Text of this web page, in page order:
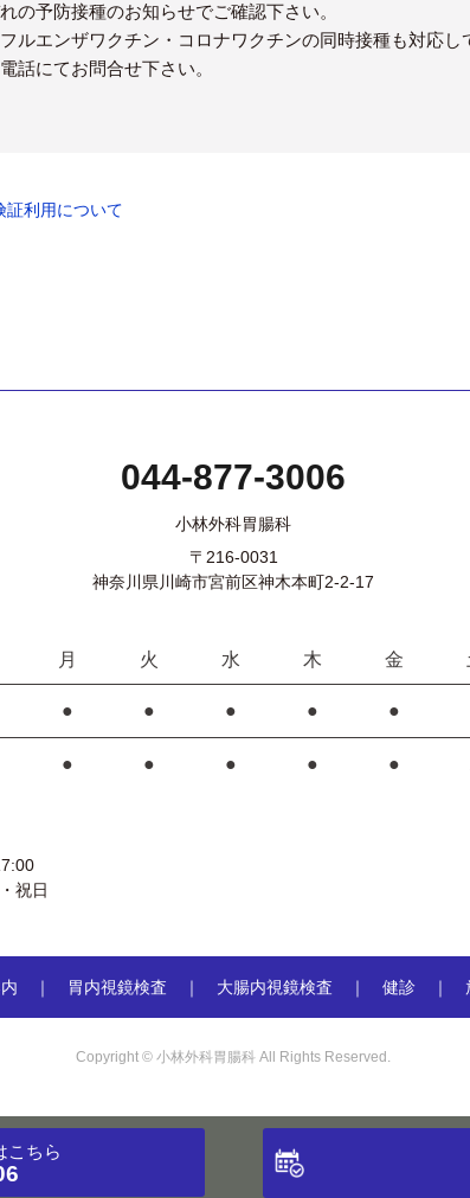
の予防接種のお知らせでご確認下さい。
ルエンザワクチン・コロナワクチンの同時接種も対応し
話にてお問合せ下さい。
証利用について
こちら
044-877-3006
小林外科胃腸科
〒216-0031
神奈川県川崎市宮前区神木本町2-2-17
月 火 水 木 金
● ● ● ● ●
● ● ● ● ●
祝日
胃内視鏡検査 大腸内視鏡検査 健診
Copyright © 小林外科胃腸科 All Rights Reserved.